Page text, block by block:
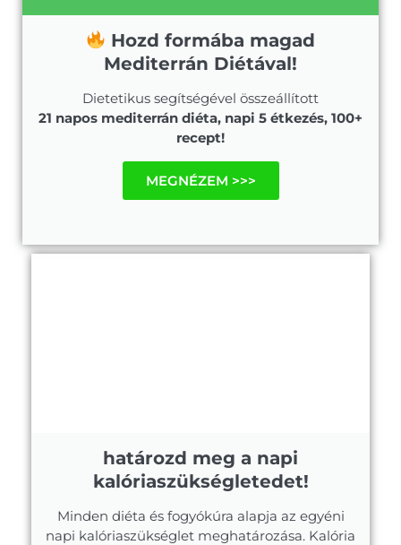
Hozd formába magad
Mediterrán Diétával!
Dietetikus segítségével összeállított
21 napos mediterrán diéta, napi 5 étkezés, 100+
recept!
MEGNÉZEM >>>
határozd meg a napi
kalóriaszükségletedet!
Minden diéta és fogyókúra alapja az egyéni
napi kalóriaszükséglet meghatározása. Kalória